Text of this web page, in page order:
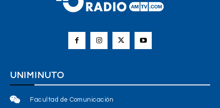
UNIMINUTO
Facultad de Comunicación